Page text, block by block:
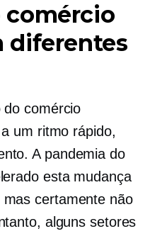
comércio
diferentes
do comércio
um ritmo rápido,
A pandemia do
esta mudança
certamente não
alguns setores